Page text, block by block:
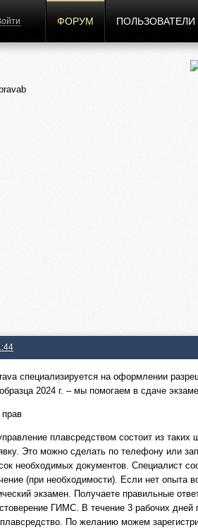
ФОРУМ ПОЛЬЗОВАТЕЛИ
специализируется на оформлении
2024 г. – мы помогаем в сдаче
плавсредством состоит из таких
Это можно сделать по телефону или
необходимых документов. Специалист
(при необходимости). Если нет опыта
экзамен. Получаете правильные
ГИМС. В течение 3 рабочих
плавсредство. По желанию можем